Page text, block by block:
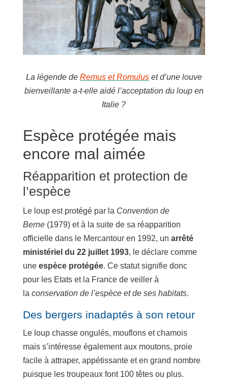
La légende de Remus et Romuluset d’une louve
bienveillante a-t-elle aidé l’acceptation du loup en
Italie ?
Espèce protégée mais
encore mal aimée
Réapparition et protection de
l’espèce
Le loup est protégé par la Convention de
Berne(1979) et à la suite de sa réapparition
officielle dans le Mercantour en 1992, un arrêté
ministériel du 22 juillet 1993, le déclare comme
une espèce protégée. Ce statut signifie donc
pour les Etats et la France de veiller à
la conservation de l’espèce et de ses habitats.
Des bergers inadaptés à son retour
Le loup chasse ongulés, mouflons et chamois
mais s’intéresse également aux moutons, proie
facile à attraper, appétissante et en grand nombre
puisque les troupeaux font 100 têtes ou plus.